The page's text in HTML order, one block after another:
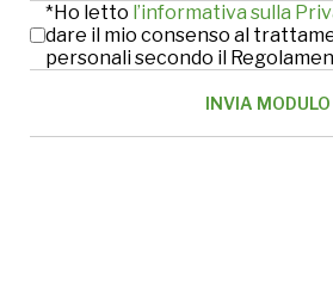
*Ho letto l’informativa sulla
dare il mio consenso al
personali secondo il